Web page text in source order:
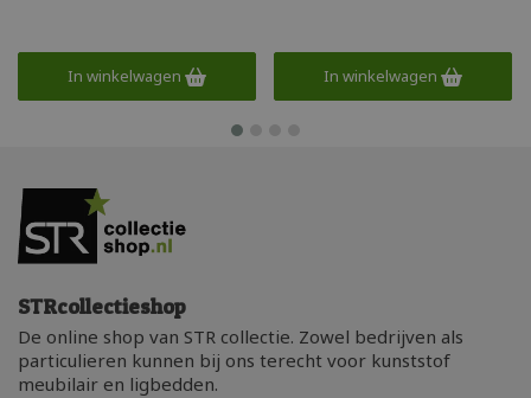
gerecycled kunststof.
Geproduceerd door Nardi.
In winkelwagen
uit zachte lijnen met afgeronde
hoeken.
In winkelwagen
STRcollectieshop
De online shop van STR collectie. Zowel bedrijven als
particulieren kunnen bij ons terecht voor kunststof
meubilair en ligbedden.